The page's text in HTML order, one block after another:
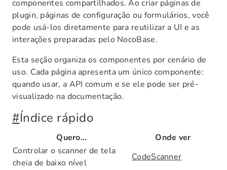
componentes compartilhados. Ao criar páginas de
plugin, páginas de configuração ou formulários, você
pode usá-los diretamente para reutilizar a UI e as
interações preparadas pelo NocoBase.
Esta seção organiza os componentes por cenário de
uso. Cada página apresenta um único componente:
quando usar, a API comum e se ele pode ser pré-
visualizado na documentação.
#Índice rápido
Quero...
Onde ver
Controlar o scanner de tela
cheia de baixo nível
CodeScanner